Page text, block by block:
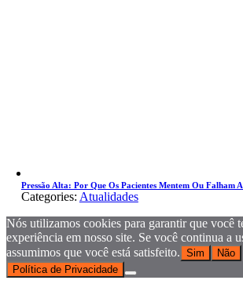
Pressão Alta: Por Que Os Pacientes Mentem Ou Falham
Categories: Atualidades
Nós utilizamos cookies para garantir que você
experiência em nosso site. Se você continua a
assumimos que você está satisfeito. Sim
Não
Política de Privacidade